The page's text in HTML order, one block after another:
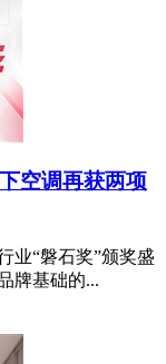
空调再获两项
业“磐石奖”颁奖盛
牌基础的...